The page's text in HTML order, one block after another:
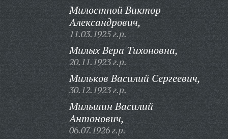
Милостной Виктор
Александрович,
11.03.1925 г.р.
Милых Вера Тихоновна,
20.11.1923 г.р.
Мильков Василий Сергеевич,
30.12.1923 г.р.
Мильшин Василий
Антонович,
06.07.1926 г.р.